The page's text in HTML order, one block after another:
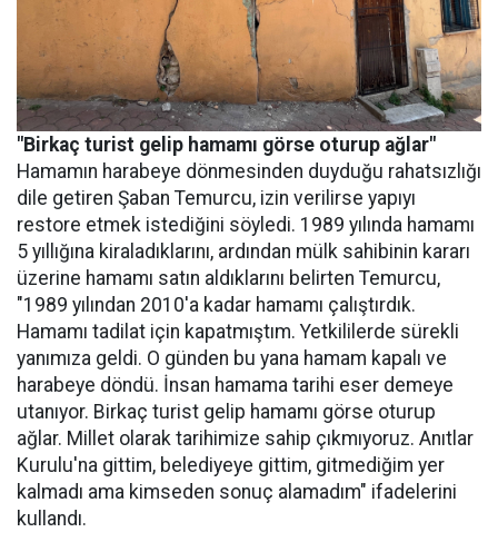
"Birkaç turist gelip hamamı görse oturup ağlar"
Hamamın harabeye dönmesinden duyduğu rahatsızlığı
dile getiren Şaban Temurcu, izin verilirse yapıyı
restore etmek istediğini söyledi. 1989 yılında hamamı
5 yıllığına kiraladıklarını, ardından mülk sahibinin kararı
üzerine hamamı satın aldıklarını belirten Temurcu,
"1989 yılından 2010'a kadar hamamı çalıştırdık.
Hamamı tadilat için kapatmıştım. Yetkililerde sürekli
yanımıza geldi. O günden bu yana hamam kapalı ve
harabeye döndü. İnsan hamama tarihi eser demeye
utanıyor. Birkaç turist gelip hamamı görse oturup
ağlar. Millet olarak tarihimize sahip çıkmıyoruz. Anıtlar
Kurulu'na gittim, belediyeye gittim, gitmediğim yer
kalmadı ama kimseden sonuç alamadım" ifadelerini
kullandı.